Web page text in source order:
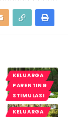
KELUARGA
PARENTING
STIMULASI
KELUARGA